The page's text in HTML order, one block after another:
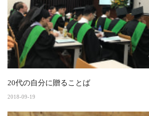
20代の自分に贈ることば
2018-09-19